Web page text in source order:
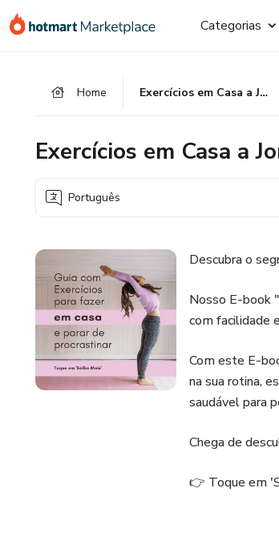
para
para
para
Categorias
Home Exercícios em Casa a Jornada para uma Vida Ativa e Saudável
Exercícios em Casa a
Português
Descubra o
Nosso E-book
com facilidade
Com este E-
na sua rotina,
saudável para
Chega de
👉 Toque em